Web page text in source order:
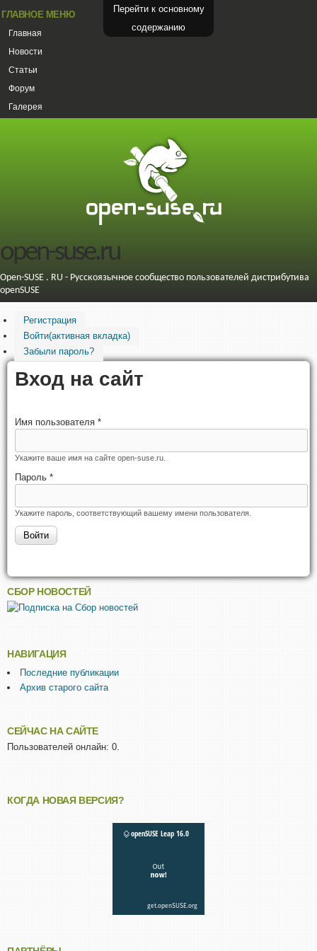
Перейти к основному
содержанию
ГЛАВНОЕ МЕНЮ
Главная
Новости
Статьи
Форум
Галерея
open-suse.ru
Open-SUSE . RU - Русскоязычное сообщество пользователей дистрибутива
openSUSE
Регистрация
Войти(активная вкладка)
Забыли пароль?
Вход на сайт
Имя пользователя *
Укажите ваше имя на сайте open-suse.ru.
Пароль *
Укажите пароль, соответствующий вашему имени пользователя.
СБОР НОВОСТЕЙ
НАВИГАЦИЯ
Последние публикации
Архив старого сайта
СЕЙЧАС НА САЙТЕ
Пользователей онлайн: 0.
КОГДА НОВАЯ ВЕРСИЯ?